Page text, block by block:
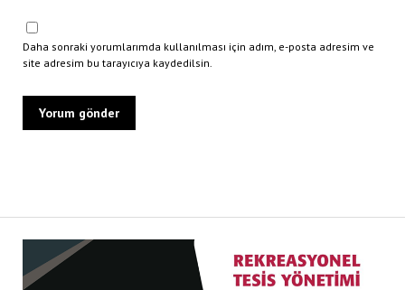
Daha sonraki yorumlarımda kullanılması için adım, e-posta adresim ve
site adresim bu tarayıcıya kaydedilsin.